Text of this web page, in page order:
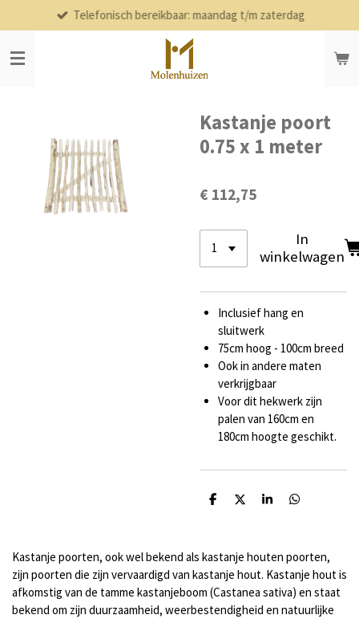
direct
naar
de
Telefonisch bereikbaar: maandag t/m zaterdag
Kastanje poort
0.75 x 1 meter
€ 112,75
In
winkelwagen
Inclusief hang en
sluitwerk
75cm hoog - 100cm breed
Ook in andere maten
verkrijgbaar
Voor dit hekwerk zijn
palen van 160cm en
180cm hoogte geschikt.
D
n
D
S
e
D
n
Kastanje poorten, ook wel bekend als kastanje houten poorten,
zijn poorten die zijn vervaardigd van kastanje hout. Kastanje hout is
afkomstig van de tamme kastanjeboom (Castanea sativa) en staat
bekend om zijn duurzaamheid, weerbestendigheid en natuurlijke